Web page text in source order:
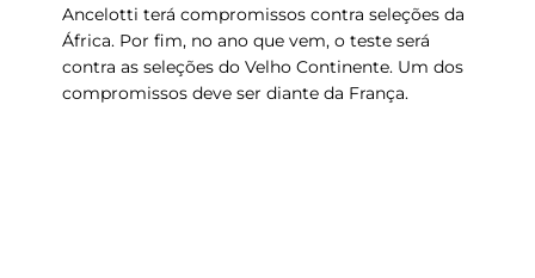
Ancelotti terá compromissos contra seleções da
África. Por fim, no ano que vem, o teste será
contra as seleções do Velho Continente. Um dos
compromissos deve ser diante da França.